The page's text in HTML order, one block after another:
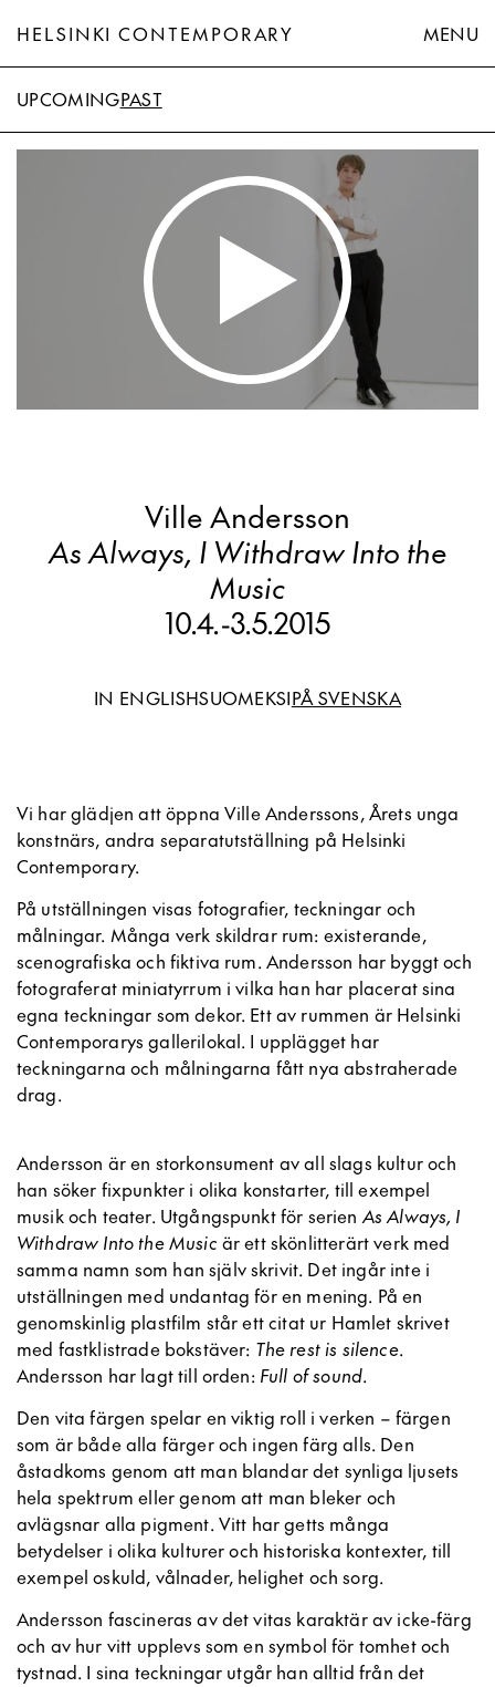
HELSINKI CONTEMPORARY MENU
UPCOMINGPAST
Ville Andersson
As Always, I Withdraw Into the
Music
10.4.-3.5.2015
IN ENGLISHSUOMEKSIPÅ SVENSKA
Vi har glädjen att öppna Ville Anderssons, Årets unga
konstnärs, andra separatutställning på Helsinki
Contemporary.
På utställningen visas fotografier, teckningar och
målningar. Många verk skildrar rum: existerande,
scenografiska och fiktiva rum. Andersson har byggt och
fotograferat miniatyrrum i vilka han har placerat sina
egna teckningar som dekor. Ett av rummen är Helsinki
Contemporarys gallerilokal. I upplägget har
teckningarna och målningarna fått nya abstraherade
drag.
Andersson är en storkonsument av all slags kultur och
han söker fixpunkter i olika konstarter, till exempel
musik och teater. Utgångspunkt för serien As Always, I
Withdraw Into the Music är ett skönlitterärt verk med
samma namn som han själv skrivit. Det ingår inte i
utställningen med undantag för en mening. På en
genomskinlig plastfilm står ett citat ur Hamlet skrivet
med fastklistrade bokstäver: The rest is silence.
Andersson har lagt till orden: Full of sound.
Den vita färgen spelar en viktig roll i verken – färgen
som är både alla färger och ingen färg alls. Den
åstadkoms genom att man blandar det synliga ljusets
hela spektrum eller genom att man bleker och
avlägsnar alla pigment. Vitt har getts många
betydelser i olika kulturer och historiska kontexter, till
exempel oskuld, vålnader, helighet och sorg.
Andersson fascineras av det vitas karaktär av icke-färg
och av hur vitt upplevs som en symbol för tomhet och
tystnad. I sina teckningar utgår han alltid från det